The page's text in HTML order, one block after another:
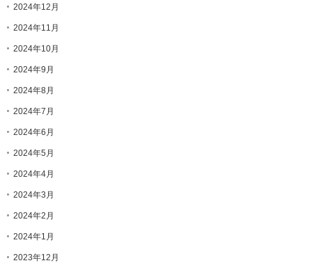
2024年12月
2024年11月
2024年10月
2024年9月
2024年8月
2024年7月
2024年6月
2024年5月
2024年4月
2024年3月
2024年2月
2024年1月
2023年12月